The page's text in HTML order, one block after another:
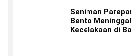
Seniman
Bento
Kecelakaan di